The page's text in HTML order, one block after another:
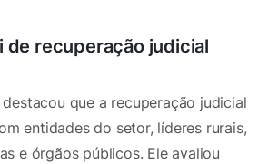
de recuperação judicial
que a recuperação judicial
entidades do setor, líderes rurais,
e órgãos públicos. Ele avaliou